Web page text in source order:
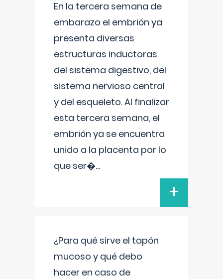
En la tercera semana de
embarazo el embrión ya
presenta diversas
estructuras inductoras
del sistema digestivo, del
sistema nervioso central
y del esqueleto. Al finalizar
esta tercera semana, el
embrión ya se encuentra
unido a la placenta por lo
que ser�...
+
¿Para qué sirve el tapón
mucoso y qué debo
hacer en caso de